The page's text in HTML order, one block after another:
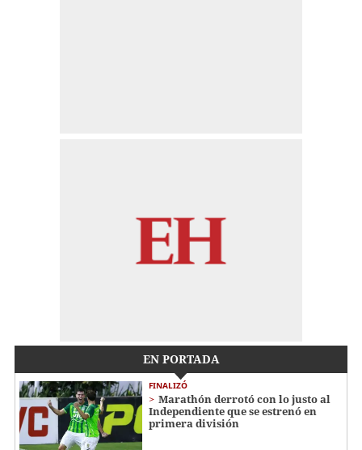
EN PORTADA
FINALIZÓ
Marathón derrotó con lo justo al
Independiente que se estrenó en
primera división